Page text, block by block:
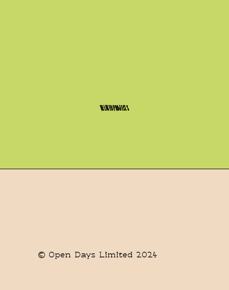
RELATED PROJECTS
© Open Days Limited 2024